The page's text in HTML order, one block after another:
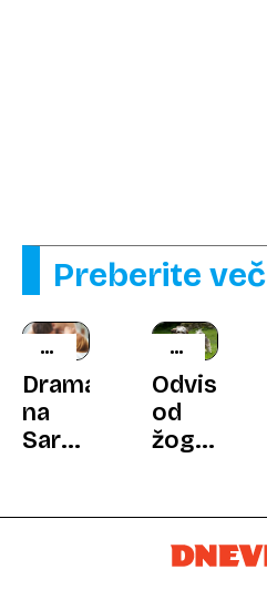
Preberite več
SPODLETELA
Drama
na
Sardiniji:
poročno
PASJE
IGRAČE
Odvisni
od
žogic:
kažejo
vedenje,